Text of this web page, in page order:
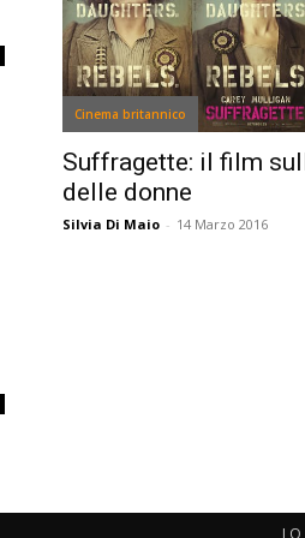
Cinema britannico
Suffragette: il film
delle donne
Silvia Di Maio - 14 Marzo 2016
LO